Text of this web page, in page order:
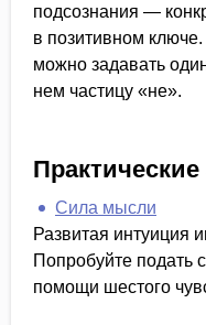
подсознания —
в позитивном
можно задавать
нем частицу «не».
Практические
Сила мысли
Развитая интуиция
Попробуйте подать
помощи шестого